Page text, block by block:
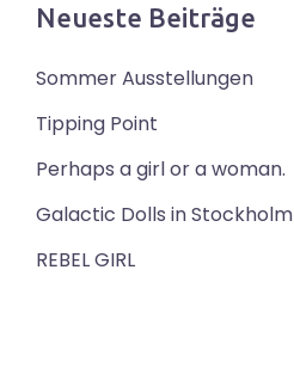
Neueste Beiträge
Sommer Ausstellungen
Tipping Point
Perhaps a girl or a woman.
Galactic Dolls in Stockholm
REBEL GIRL